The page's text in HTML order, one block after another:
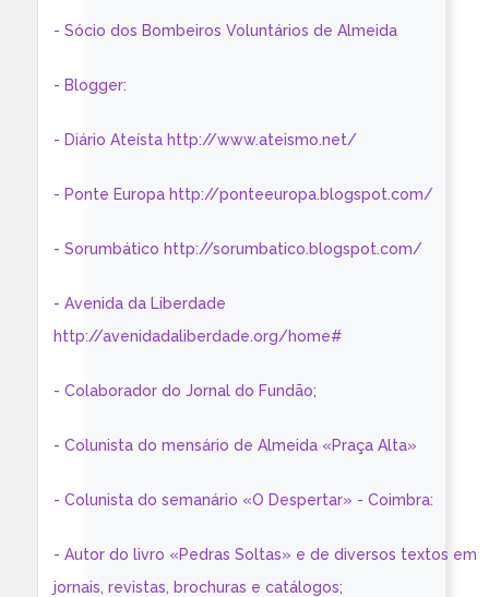
- Sócio dos Bombeiros Voluntários de Almeida
- Blogger:
- Diário Ateísta http://www.ateismo.net/
- Ponte Europa http://ponteeuropa.blogspot.com/
- Sorumbático http://sorumbatico.blogspot.com/
- Avenida da Liberdade
http://avenidadaliberdade.org/home#
- Colaborador do Jornal do Fundão;
- Colunista do mensário de Almeida «Praça Alta»
- Colunista do semanário «O Despertar» - Coimbra:
- Autor do livro «Pedras Soltas» e de diversos textos em
jornais, revistas, brochuras e catálogos;